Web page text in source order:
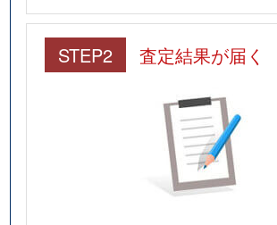
STEP2 査定結果が届く